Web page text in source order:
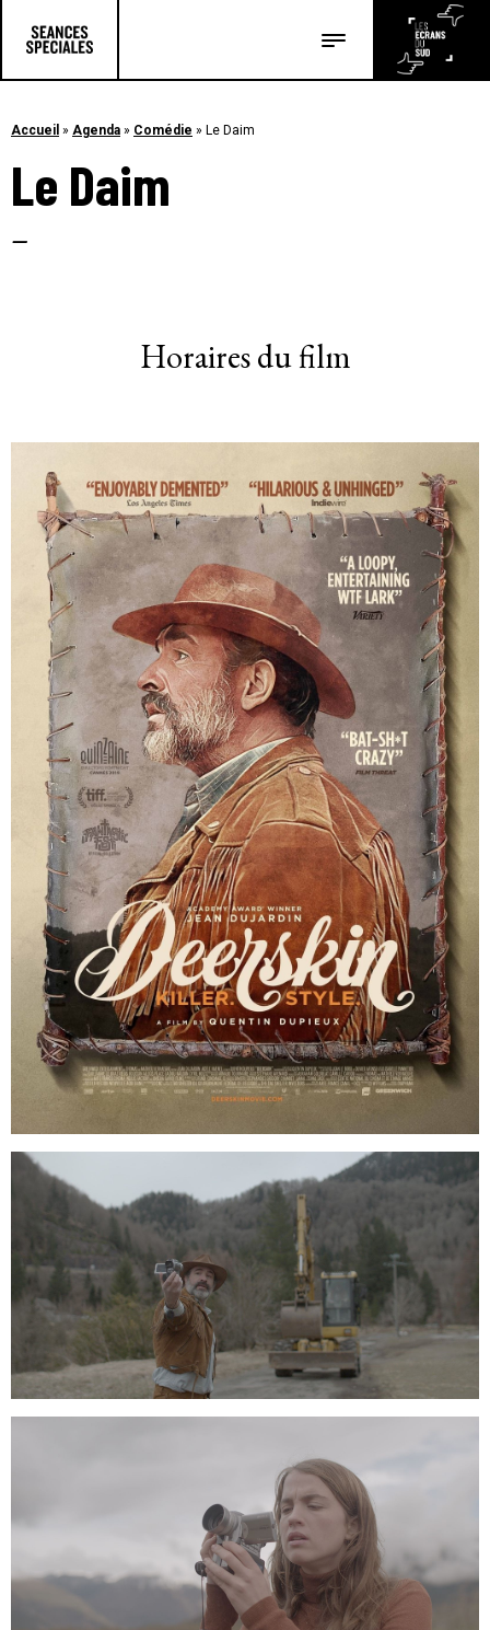
Accueil » Agenda » Comédie » Le Daim
Le Daim
–
Horaires du film